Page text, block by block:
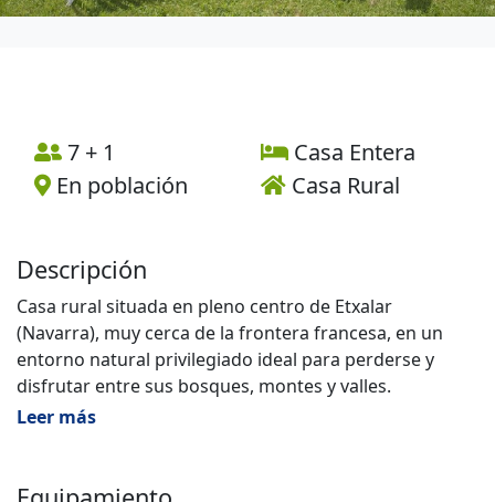
7 + 1
Casa Entera
En población
Casa Rural
Descripción
Casa rural situada en pleno centro de Etxalar
(Navarra), muy cerca de la frontera francesa, en un
entorno natural privilegiado ideal para perderse y
disfrutar entre sus bosques, montes y valles.
Navarra, limitando al norte con Vera de Bidasoa y
Leer más